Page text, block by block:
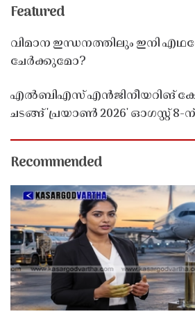
Featured
വിമാന ഇന്ധനത്തിലും ഇനി
ചേർക്കുമോ?
എൽബിഎസ് എൻജിനീയറിങ്
ചടങ്ങ് 'പ്രയാൺ 2026' ഓഗസ്റ്റ് 8-ന്
Recommended